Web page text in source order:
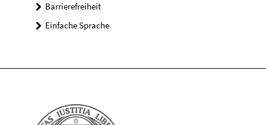
Barrierefreiheit
Einfache Sprache